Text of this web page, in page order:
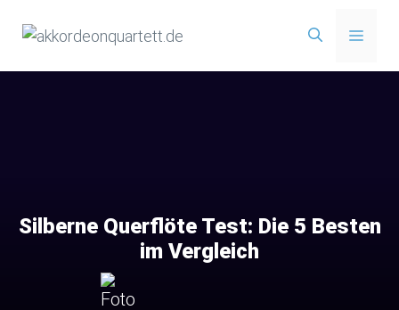
Inhalt
Menü
Silberne Querflöte Test: Die 5 Besten
im Vergleich